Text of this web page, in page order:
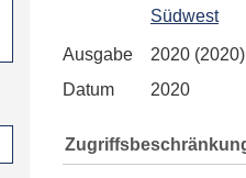
Südwest
Ausgabe
2020
Datum
2020